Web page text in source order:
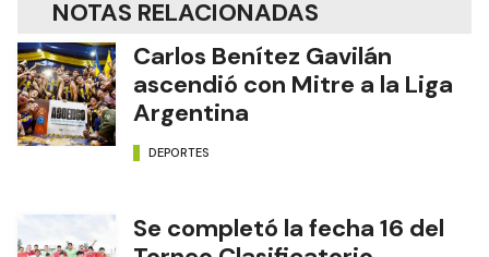
NOTAS RELACIONADAS
Carlos Benítez Gavilán
ascendió con Mitre a la Liga
DEPORTES